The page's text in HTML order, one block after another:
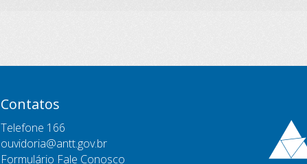
Contatos
Telefone 166
ouvidoria@antt.gov.br
Formulário Fale Conosco